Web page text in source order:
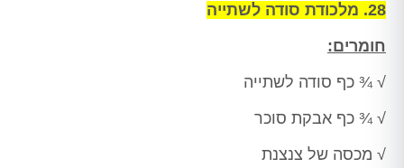
28. מלכודת סודה לשתייה
חומרים:
√ ¾ כף סודה לשתייה
√ ¾ כף אבקת סוכר
√ מכסה של צנצנת